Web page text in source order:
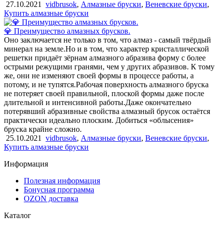
27.10.2021
vidbrusok, Алмазные бруски, Веневские бруски,
Купить алмазные бруски
💎 Преимущество алмазных брусков.
Оно заключается не только в том, что алмаз - самый твёрдый
минерал на земле.Но и в том, что характер кристаллической
решетки придаёт зёрнам алмазного абразива форму с более
острыми режущими гранями, чем у других абразивов. К тому
же, они не изменяют своей формы в процессе работы, а
потому, и не тупятся.Рабочая поверхность алмазного бруска
не потеряет своей правильной, плоской формы даже после
длительной и интенсивной работы.Даже окончательно
потерявший абразивные свойства алмазный брусок остаётся
практически идеально плоским. Добиться «облысения»
бруска крайне сложно.
25.10.2021
vidbrusok, Алмазные бруски, Веневские бруски,
Купить алмазные бруски
Информация
Полезная информация
Бонусная программа
OZON доставка
Каталог